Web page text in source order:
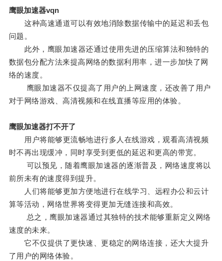
鹰眼加速器vqn
这种高速通道可以有效地消除数据传输中的延迟和丢包
问题。
此外，鹰眼加速器还通过使用先进的压缩算法和独特的
数据包分配方法来提高网络的数据利用率，进一步加快了网
络的速度。
鹰眼加速器不仅提高了用户的上网速度，还改善了用户
对于网络游戏、高清视频和在线直播等应用的体验。
鹰眼加速器打不开了
用户将能够更流畅地进行多人在线游戏，观看高清视频
时不再出现缓冲，同时享受到更低的延迟和更高的带宽。
可以预见，随着鹰眼加速器的逐渐普及，网络速度将以
前所未有的速度得到提升。
人们将能够更加方便地进行在线学习、远程办公和云计
算等活动，网络世界将变得更加无缝连接和高效。
总之，鹰眼加速器通过其独特的技术能够重新定义网络
速度的未来。
它不仅提供了更快速、更稳定的网络连接，还大大提升
了用户的网络体验。